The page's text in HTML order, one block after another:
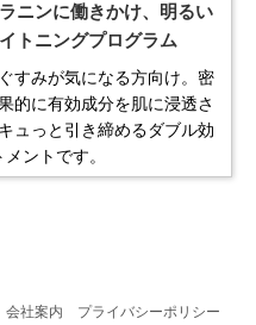
ニンに働きかけ、 明るい
トニングプログラム
すみが気になる方向け。 密
的に有効成分を肌に浸透さ
ュっと引き締めるダブル効
メントです。
会社案内 プライバシーポリシー